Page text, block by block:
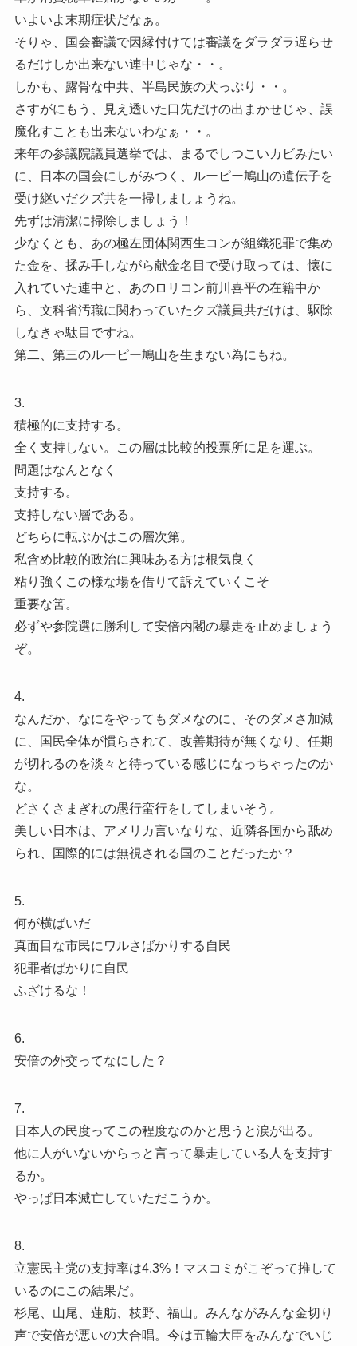
いよいよ末期症状だなぁ。
そりゃ、国会審議で因縁付けては審議をダラダラ遅らせ
るだけしか出来ない連中じゃな・・。
しかも、露骨な中共、半島民族の犬っぷり・・。
さすがにもう、見え透いた口先だけの出まかせじゃ、誤
魔化すことも出来ないわなぁ・・。
来年の参議院議員選挙では、まるでしつこいカビみたい
に、日本の国会にしがみつく、ルーピー鳩山の遺伝子を
受け継いだクズ共を一掃しましょうね。
先ずは清潔に掃除しましょう！
少なくとも、あの極左団体関西生コンが組織犯罪で集め
た金を、揉み手しながら献金名目で受け取っては、懐に
入れていた連中と、あのロリコン前川喜平の在籍中か
ら、文科省汚職に関わっていたクズ議員共だけは、駆除
しなきゃ駄目ですね。
第二、第三のルーピー鳩山を生まない為にもね。
3.
積極的に支持する。
全く支持しない。この層は比較的投票所に足を運ぶ。
問題はなんとなく
支持する。
支持しない層である。
どちらに転ぶかはこの層次第。
私含め比較的政治に興味ある方は根気良く
粘り強くこの様な場を借りて訴えていくこそ
重要な筈。
必ずや参院選に勝利して安倍内閣の暴走を止めましょう
ぞ。
4.
なんだか、なにをやってもダメなのに、そのダメさ加減
に、国民全体が慣らされて、改善期待が無くなり、任期
が切れるのを淡々と待っている感じになっちゃったのか
な。
どさくさまぎれの愚行蛮行をしてしまいそう。
美しい日本は、アメリカ言いなりな、近隣各国から舐め
られ、国際的には無視される国のことだったか？
5.
何が横ばいだ
真面目な市民にワルさばかりする自民
犯罪者ばかりに自民
ふざけるな！
6.
安倍の外交ってなにした？
7.
日本人の民度ってこの程度なのかと思うと涙が出る。
他に人がいないからっと言って暴走している人を支持す
るか。
やっぱ日本滅亡していただこうか。
8.
立憲民主党の支持率は4.3%！マスコミがこぞって推して
いるのにこの結果だ。
杉尾、山尾、蓮舫、枝野、福山。みんながみんな金切り
声で安倍が悪いの大合唱。今は五輪大臣をみんなでいじ